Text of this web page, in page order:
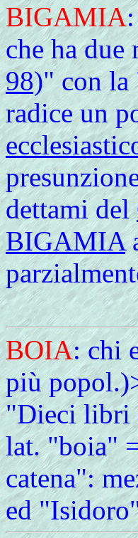
BIGAMIA
che ha
98)" con la
radice un
dettami del
BIGAMIA
BOIA: chi
più
"Dieci libri
lat. "boia"
catena":
ed